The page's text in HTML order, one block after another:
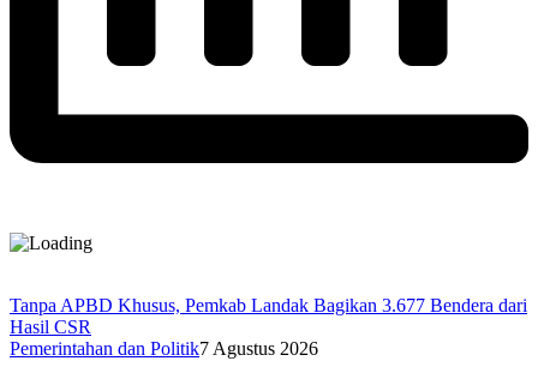
Tanpa APBD Khusus, Pemkab Landak Bagikan 3.677 Bendera dari
Hasil CSR
Pemerintahan dan Politik7 Agustus 2026